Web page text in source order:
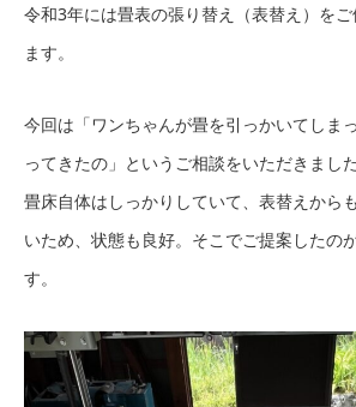
令和3年には畳表の張り替え（表替え）を
ます。
今回は「ワンちゃんが畳を引っかいてしま
ってきたの」というご相談をいただきまし
畳床自体はしっかりしていて、表替えから
いため、状態も良好。そこでご提案したの
す。